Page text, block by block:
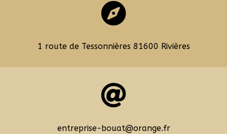

1 route de Tessonnières 81600 Rivières

entreprise-bouat@orange.fr